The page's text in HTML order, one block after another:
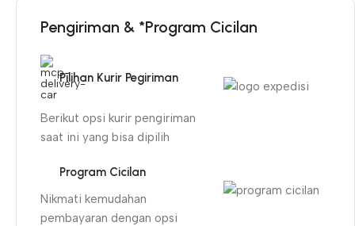
Pengiriman & *Program Cicilan
Pilihan Kurir Pegiriman
Berikut opsi kurir pengiriman
saat ini yang bisa dipilih
Program Cicilan
Nikmati kemudahan
pembayaran dengan opsi